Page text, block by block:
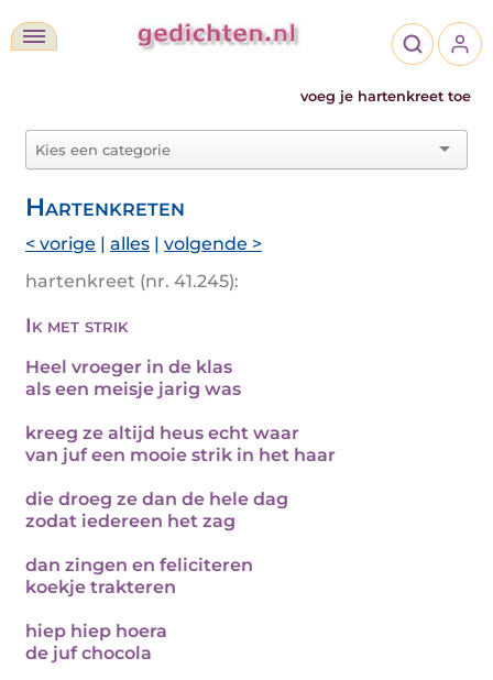
voeg je hartenkreet toe
Hartenkreten
< vorige | alles | volgende >
hartenkreet (nr. 41.245):
Ik met strik
Heel vroeger in de klas
als een meisje jarig was
kreeg ze altijd heus echt waar
van juf een mooie strik in het haar
die droeg ze dan de hele dag
zodat iedereen het zag
dan zingen en feliciteren
koekje trakteren
hiep hiep hoera
de juf chocola